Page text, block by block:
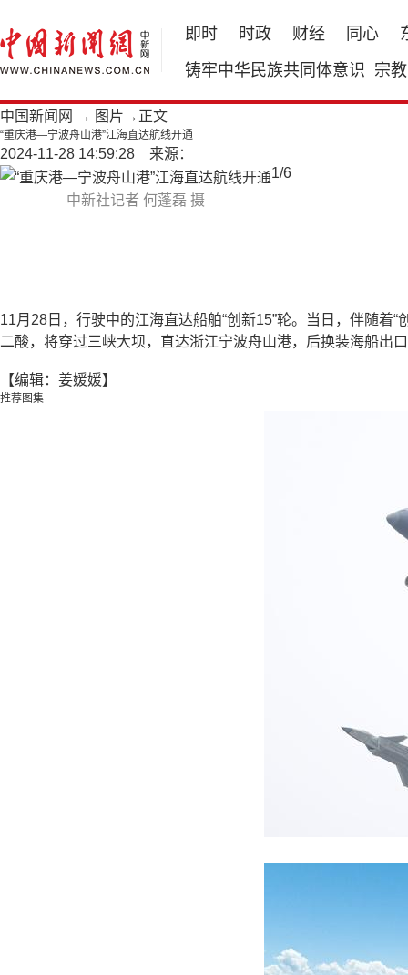
即时 时政 财经 同心
铸牢中华民族共同体意识 宗教
中国新闻网 → 图片 →正文
“重庆港—宁波舟山港”江海直达航线开通
2024-11-28 14:59:28 来源：
中新社记者 何蓬磊 摄
1/6
11月28日，行驶中的江海直达船舶“创新15”轮。当日，伴随
二酸，将穿过三峡大坝，直达浙江宁波舟山港，后换装海船出
【编辑：姜媛媛】
推荐图集